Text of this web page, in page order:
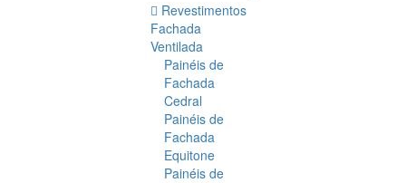
Revestimentos
Fachada
Ventilada
Painéis de
Fachada
Cedral
Painéis de
Fachada
Equitone
Painéis de